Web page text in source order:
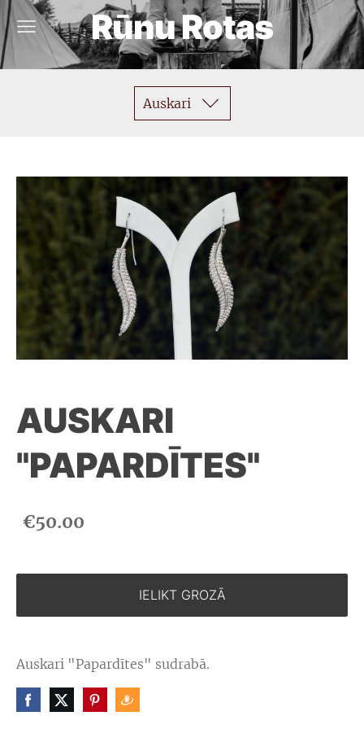
Rūnu Rotas
Auskari
AUSKARI
"PAPARDĪTES"
€50.00
IELIKT GROZĀ
Auskari "Papardītes" sudrabā.